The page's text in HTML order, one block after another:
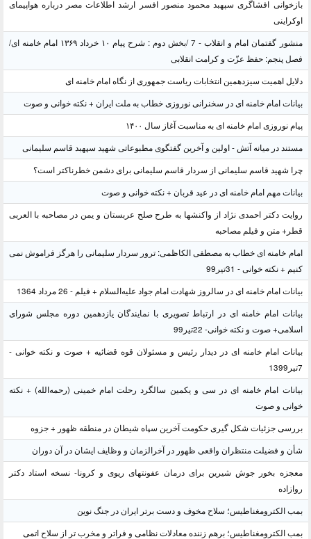
بازخوانی افشاگری سپهبد محمود منصور افسر ارشد اطلاعات مصر درباره هواپیمای
اوکراینی
منشور گفتمان امام و انقلاب - 7 /بخش دوم : شرح پیام ۱۰ خرداد ۱۳۶۹ امام خامنه ای/
فصل پنجم: حفظ عزّت و کرامت انقلابی
دلایل اهمیت سیزدهمین انتخابات ریاست جمهوری از نگاه امام خامنه ای
بیانات امام خامنه ای در سخنرانی نوروزی خطاب به ملت ایران + نکته خوانی و صوت
پیام نوروزی امام خامنه ای به مناسبت آغاز سال ۱۴۰۰
مستند در میانه آتش - اولین و آخرین گفتگوی مطبوعاتی شهید سپهبد قاسم سلیمانی
چرا شهید قاسم سلیمانی از سردار قاسم سلیمانی برای دشمن خطرناکتر است؟
بیانات مهم امام خامنه ای در عید قربان + نکته خوانی و صوت
روایت دکتر احمدی نژاد از واکنشها به طرح صلح عربستان و یمن در مصاحبه با العربی
قطر+ متن و فیلم مصاحبه
امام خامنه ای خطاب به مصطفی الکاظمی: ترور سردار سلیمانی را هرگز فراموش نمی
کنیم + نکته خوانی - 31تیر99
بیانات امام خامنه ای در سالروز شهادت امام جواد علیه‌السلام + فیلم - 26 مرداد 1364
بیانات امام خامنه ای در ارتباط تصویری با نمایندگان یازدهمین دوره مجلس شورای
اسلامی+ صوت و نکته خوانی- 22تیر99
بیانات امام خامنه ای در دیدار رئیس و مسئولان قوه قضائیه + صوت و نکته خوانی -
7تیر1399
بیانات امام خامنه ای در سی و یکمین سالگرد رحلت امام خمینی (رحمه‌الله) + نکته
خوانی و صوت
بررسی جزئیات شکل گیری حکومت آخرین سپاه شیطان در منطقه ظهور + جزوه
شأن و فضیلت منتظران واقعی ظهور در آخرالزمان و وظایف ایشان در آن دوران
معجزه بخور جوش شیرین برای درمان عفونتهای ریوی و کرونا- نسخه استاد دکتر
روازاده
بمب الکترومغناطیس؛ سلاح مخوف و دست برتر ایران در جنگ نوین
بمب الکترومغناطیس؛ برهم زننده معادلات نظامی و فراتر و مخرب تر از سلاح اتمی